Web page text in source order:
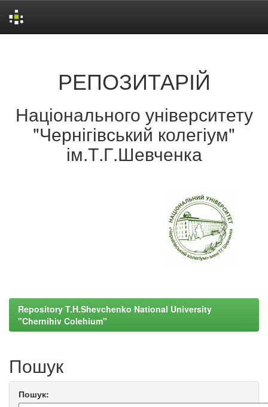
РЕПОЗИТАРІЙ
Національного університету
"Чернігівський колегіум"
ім.Т.Г.Шевченка
Repository T.H.Shevchenko National University
"Chernihiv Colehium"
Пошук
Пошук: